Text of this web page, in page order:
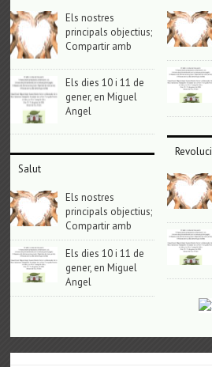
Els nostres
principals objectius;
Compartir amb
Els dies 10 i 11 de
gener, en Miguel
Angel
Salut
Els nostres
principals objectius;
Compartir amb
Els dies 10 i 11 de
gener, en Miguel
Angel